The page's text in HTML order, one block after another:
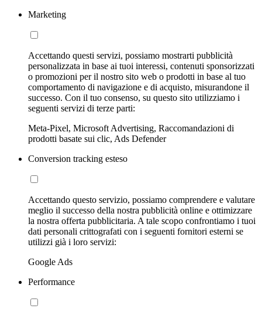
Marketing
Accettando questi servizi, possiamo mostrarti pubblicità
personalizzata in base ai tuoi interessi, contenuti sponsorizzati
o promozioni per il nostro sito web o prodotti in base al tuo
comportamento di navigazione e di acquisto, misurandone il
successo. Con il tuo consenso, su questo sito utilizziamo i
seguenti servizi di terze parti:
Meta-Pixel, Microsoft Advertising, Raccomandazioni di
prodotti basate sui clic, Ads Defender
Conversion tracking esteso
Accettando questo servizio, possiamo comprendere e valutare
meglio il successo della nostra pubblicità online e ottimizzare
la nostra offerta pubblicitaria. A tale scopo confrontiamo i tuoi
dati personali crittografati con i seguenti fornitori esterni se
utilizzi già i loro servizi:
Google Ads
Performance